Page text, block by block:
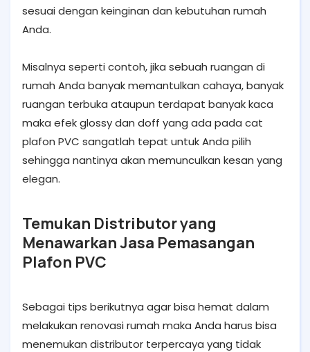
sesuai dengan keinginan dan kebutuhan rumah
Anda.
Misalnya seperti contoh, jika sebuah ruangan di
rumah Anda banyak memantulkan cahaya, banyak
ruangan terbuka ataupun terdapat banyak kaca
maka efek glossy dan doff yang ada pada cat
plafon PVC sangatlah tepat untuk Anda pilih
sehingga nantinya akan memunculkan kesan yang
elegan.
Temukan Distributor yang
Menawarkan Jasa Pemasangan
Plafon PVC
Sebagai tips berikutnya agar bisa hemat dalam
melakukan renovasi rumah maka Anda harus bisa
menemukan distributor terpercaya yang tidak